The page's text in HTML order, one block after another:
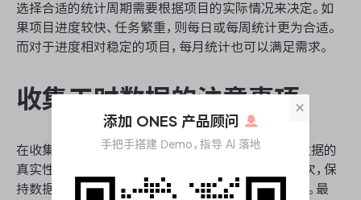
选择合适的统计周期需要根据项目的实际情况来决定。如
果项目进度较快、任务繁重，则每日或每周统计更为合适。
而对于进度相对稳定的项目，每月统计也可以满足需求。
收集工时数据的注意事项
在收集工时数据时，需要注意以下几点。首先，确保数据的
真实性和准确性，避免因人为因素导致数据失真。其次，保
持数据收集的连续性和完整性，避免遗漏或重复统计。最
×
添加 ONES 产品顾问
手把手搭建 Demo，指导 AI 落地